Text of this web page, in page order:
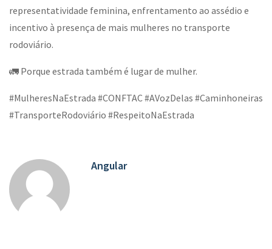
representatividade feminina, enfrentamento ao assédio e
incentivo à presença de mais mulheres no transporte
rodoviário.
🚛 Porque estrada também é lugar de mulher.
#MulheresNaEstrada #CONFTAC #AVozDelas #Caminhoneiras
#TransporteRodoviário #RespeitoNaEstrada
Angular